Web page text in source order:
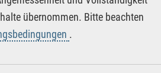
übernommen. Bitte beachten
.